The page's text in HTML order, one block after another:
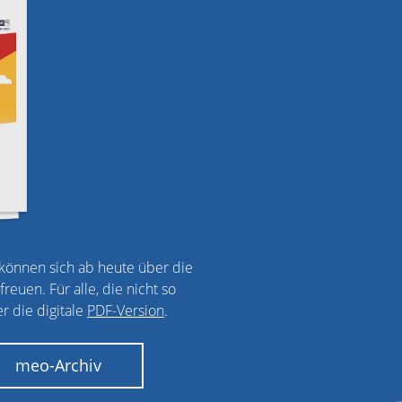
sich ab heute über die
Für alle, die nicht so
die digitale PDF-Version.
meo-Archiv